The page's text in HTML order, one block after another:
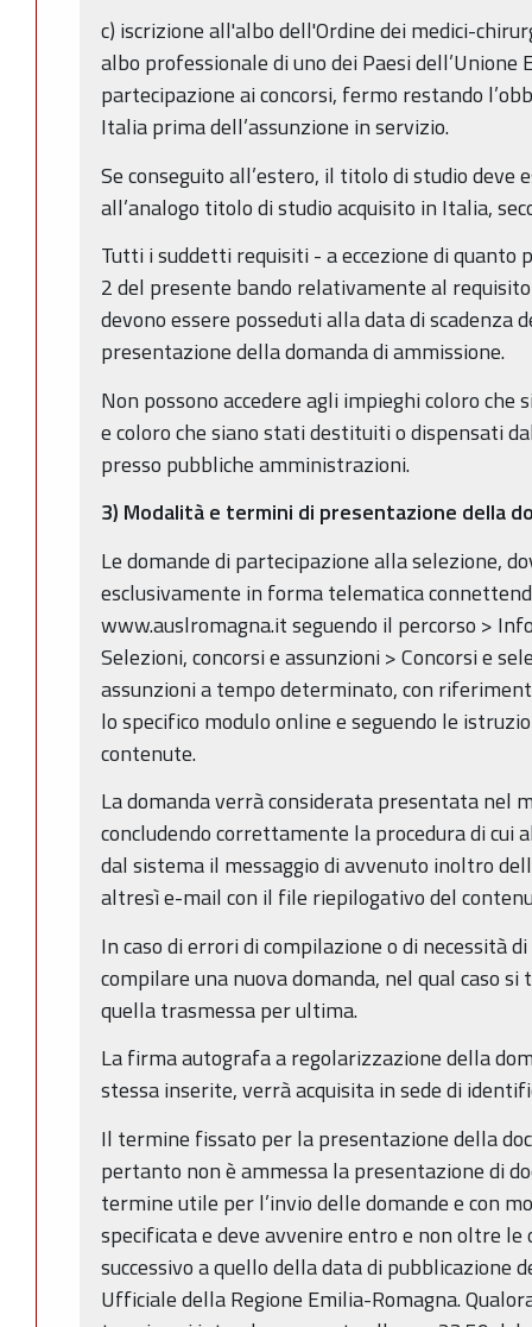
c) iscrizione all'albo dell'Ordine dei medici-
albo professionale di uno dei Paesi dell’Unione
partecipazione ai concorsi, fermo restando
Italia prima dell’assunzione in servizio.
Se conseguito all’estero, il titolo di studio deve
all’analogo titolo di studio acquisito in Italia,
Tutti i suddetti requisiti - a eccezione di
2 del presente bando relativamente al
devono essere posseduti alla data di
presentazione della domanda di ammissione.
Non possono accedere agli impieghi coloro
e coloro che siano stati destituiti o dispensati
presso pubbliche amministrazioni.
3) Modalità e termini di presentazione della
Le domande di partecipazione alla selezione,
esclusivamente in forma telematica
www.auslromagna.it seguendo il percorso >
Selezioni, concorsi e assunzioni > Concorsi e
assunzioni a tempo determinato, con
lo specifico modulo online e seguendo le
contenute.
La domanda verrà considerata presentata nel
concludendo correttamente la procedura di cui
dal sistema il messaggio di avvenuto inoltro
altresì e-mail con il file riepilogativo del
In caso di errori di compilazione o di necessità
compilare una nuova domanda, nel qual caso
quella trasmessa per ultima.
La firma autografa a regolarizzazione della
stessa inserite, verrà acquisita in sede di
Il termine fissato per la presentazione della
pertanto non è ammessa la presentazione di
termine utile per l’invio delle domande e con
specificata e deve avvenire entro e non oltre
successivo a quello della data di
Ufficiale della Regione Emilia-Romagna.